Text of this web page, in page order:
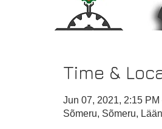
Time &
Jun 07, 2021, 2:15 PM
Sõmeru, Sõmeru,